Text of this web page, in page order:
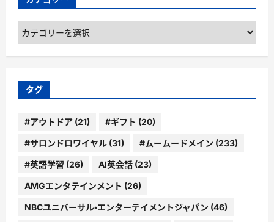
カ
テ
ゴ
ー
タグ
#アウトドア (21) #ギフト (20)
#サロンドロワイヤル (31) #ムームードメイン (233)
#英語学習 (26) AI英会話 (23)
AMGエンタテインメント (26)
NBCユニバーサル・エンターテイメントジャパン (46)